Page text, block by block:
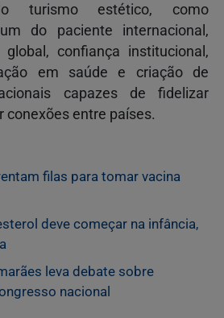
turismo estético, como
do paciente internacional,
confiança institucional,
em saúde e criação de
capazes de fidelizar
conexões entre países.
filas para tomar vacina
deve começar na infância,
leva debate sobre
nacional